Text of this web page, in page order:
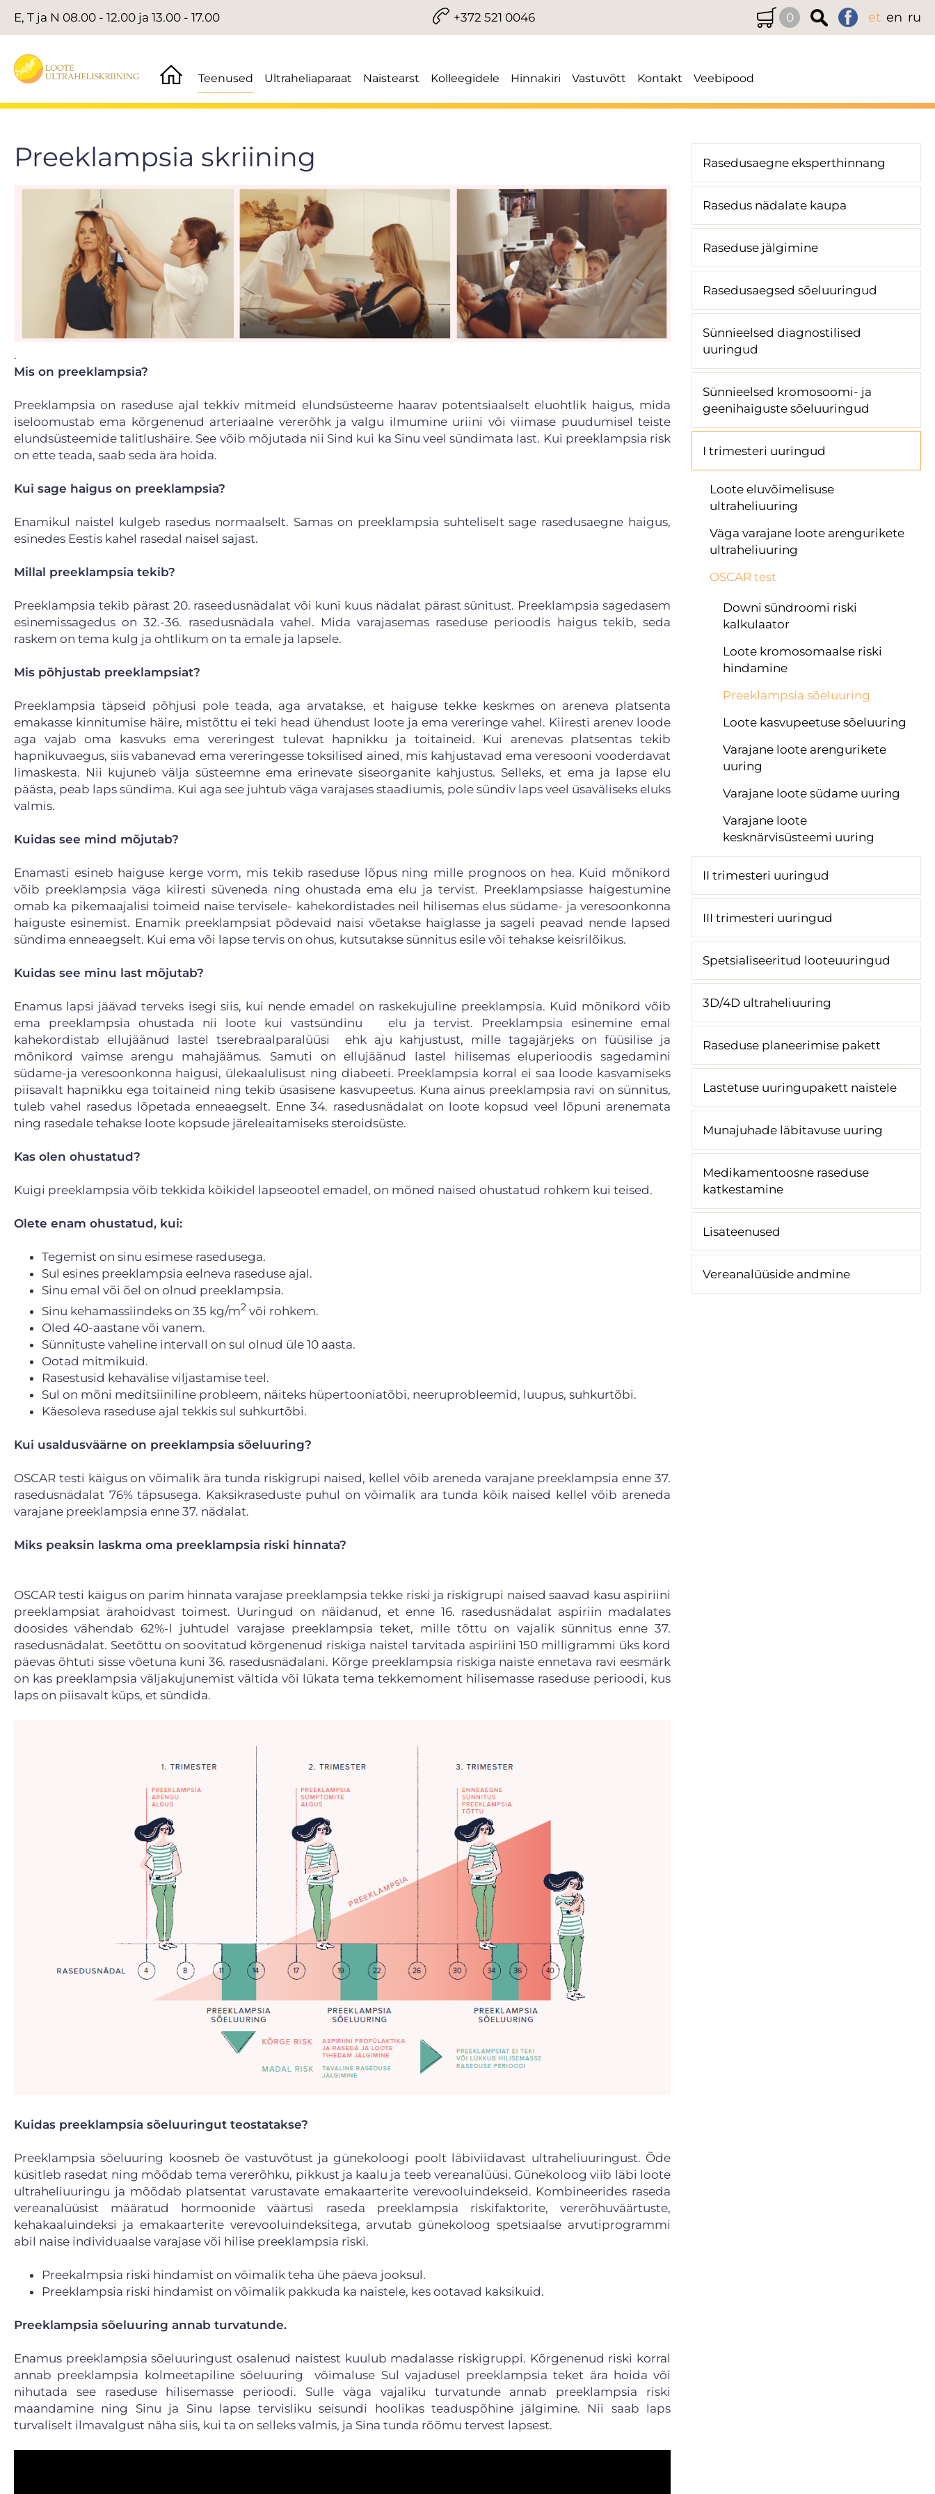
E, T ja N 08.00 - 12.00 ja 13.00 - 17.00 +372 521 0046 0 et en ru
Teenused Ultraheliaparaat Naistearst Kolleegidele Hinnakiri Vastuvõtt Kontakt Veebipood
Preeklampsia skriining
.
Mis on preeklampsia?
Preeklampsia on raseduse ajal tekkiv mitmeid elundsüsteeme haarav potentsiaalselt eluohtlik haigus, mida
iseloomustab ema kõrgenenud arteriaalne vererõhk ja valgu ilmumine uriini või viimase puudumisel teiste
elundsüsteemide talitlushäire. See võib mõjutada nii Sind kui ka Sinu veel sündimata last. Kui preeklampsia risk
on ette teada, saab seda ära hoida.
Kui sage haigus on preeklampsia?
Enamikul naistel kulgeb rasedus normaalselt. Samas on preeklampsia suhteliselt sage rasedusaegne haigus,
esinedes Eestis kahel rasedal naisel sajast.
Millal preeklampsia tekib?
Preeklampsia tekib pärast 20. raseedusnädalat või kuni kuus nädalat pärast sünitust. Preeklampsia sagedasem
esinemissagedus on 32.-36. rasedusnädala vahel. Mida varajasemas raseduse perioodis haigus tekib, seda
raskem on tema kulg ja ohtlikum on ta emale ja lapsele.
Mis põhjustab preeklampsiat?
Preeklampsia täpseid põhjusi pole teada, aga arvatakse, et haiguse tekke keskmes on areneva platsenta
emakasse kinnitumise häire, mistõttu ei teki head ühendust loote ja ema vereringe vahel. Kiiresti arenev loode
aga vajab oma kasvuks ema vereringest tulevat hapnikku ja toitaineid. Kui arenevas platsentas tekib
hapnikuvaegus, siis vabanevad ema vereringesse toksilised ained, mis kahjustavad ema veresooni vooderdavat
limaskesta. Nii kujuneb välja süsteemne ema erinevate siseorganite kahjustus. Selleks, et ema ja lapse elu
päästa, peab laps sündima. Kui aga see juhtub väga varajases staadiumis, pole sündiv laps veel üsaväliseks eluks
valmis.
Kuidas see mind mõjutab?
Enamasti esineb haiguse kerge vorm, mis tekib raseduse lõpus ning mille prognoos on hea. Kuid mõnikord
võib preeklampsia väga kiiresti süveneda ning ohustada ema elu ja tervist. Preeklampsiasse haigestumine
omab ka pikemaajalisi toimeid naise tervisele- kahekordistades neil hilisemas elus südame- ja veresoonkonna
haiguste esinemist. Enamik preeklampsiat põdevaid naisi võetakse haiglasse ja sageli peavad nende lapsed
sündima enneaegselt. Kui ema või lapse tervis on ohus, kutsutakse sünnitus esile või tehakse keisrilõikus.
Kuidas see minu last mõjutab?
Enamus lapsi jäävad terveks isegi siis, kui nende emadel on raskekujuline preeklampsia. Kuid mõnikord võib
ema preeklampsia ohustada nii loote kui vastsündinu elu ja tervist. Preeklampsia esinemine emal
kahekordistab ellujäänud lastel tserebraalparalüüsi ehk aju kahjustust, mille tagajärjeks on füüsilise ja
mõnikord vaimse arengu mahajäämus. Samuti on ellujäänud lastel hilisemas eluperioodis sagedamini
südame-ja veresoonkonna haigusi, ülekaalulisust ning diabeeti. Preeklampsia korral ei saa loode kasvamiseks
piisavalt hapnikku ega toitaineid ning tekib üsasisene kasvupeetus. Kuna ainus preeklampsia ravi on sünnitus,
tuleb vahel rasedus lõpetada enneaegselt. Enne 34. rasedusnädalat on loote kopsud veel lõpuni arenemata
ning rasedale tehakse loote kopsude järeleaitamiseks steroidsüste.
Kas olen ohustatud?
Kuigi preeklampsia võib tekkida kõikidel lapseootel emadel, on mõned naised ohustatud rohkem kui teised.
Olete enam ohustatud, kui:
Tegemist on sinu esimese rasedusega.
Sul esines preeklampsia eelneva raseduse ajal.
Sinu emal või õel on olnud preeklampsia.
Sinu kehamassiindeks on 35 kg/m2 või rohkem.
Oled 40-aastane või vanem.
Sünnituste vaheline intervall on sul olnud üle 10 aasta.
Ootad mitmikuid.
Rasestusid kehavälise viljastamise teel.
Sul on mõni meditsiiniline probleem, näiteks hüpertooniatõbi, neeruprobleemid, luupus, suhkurtõbi.
Käesoleva raseduse ajal tekkis sul suhkurtõbi.
Kui usaldusväärne on preeklampsia sõeluuring?
OSCAR testi käigus on võimalik ära tunda riskigrupi naised, kellel võib areneda varajane preeklampsia enne 37.
rasedusnädalat 76% täpsusega. Kaksikraseduste puhul on võimalik ara tunda kõik naised kellel võib areneda
varajane preeklampsia enne 37. nädalat.
Miks peaksin laskma oma preeklampsia riski hinnata?
OSCAR testi käigus on parim hinnata varajase preeklampsia tekke riski ja riskigrupi naised saavad kasu aspiriini
preeklampsiat ärahoidvast toimest. Uuringud on näidanud, et enne 16. rasedusnädalat aspiriin madalates
doosides vähendab 62%-l juhtudel varajase preeklampsia teket, mille tõttu on vajalik sünnitus enne 37.
rasedusnädalat. Seetõttu on soovitatud kõrgenenud riskiga naistel tarvitada aspiriini 150 milligrammi üks kord
päevas õhtuti sisse võetuna kuni 36. rasedusnädalani. Kõrge preeklampsia riskiga naiste ennetava ravi eesmärk
on kas preeklampsia väljakujunemist vältida või lükata tema tekkemoment hilisemasse raseduse perioodi, kus
laps on piisavalt küps, et sündida.
Kuidas preeklampsia sõeluuringut teostatakse?
Preeklampsia sõeluuring koosneb õe vastuvõtust ja günekoloogi poolt läbiviidavast ultraheliuuringust. Õde
küsitleb rasedat ning mõõdab tema vererõhku, pikkust ja kaalu ja teeb vereanalüüsi. Günekoloog viib läbi loote
ultraheliuuringu ja mõõdab platsentat varustavate emakaarterite verevooluindekseid. Kombineerides raseda
vereanalüüsist määratud hormoonide väärtusi raseda preeklampsia riskifaktorite, vererõhuväärtuste,
kehakaaluindeksi ja emakaarterite verevooluindeksitega, arvutab günekoloog spetsiaalse arvutiprogrammi
abil naise individuaalse varajase või hilise preeklampsia riski.
Preekalmpsia riski hindamist on võimalik teha ühe päeva jooksul.
Preeklampsia riski hindamist on võimalik pakkuda ka naistele, kes ootavad kaksikuid.
Preeklampsia sõeluuring annab turvatunde.
Enamus preeklampsia sõeluuringust osalenud naistest kuulub madalasse riskigruppi. Kõrgenenud riski korral
annab preeklampsia kolmeetapiline sõeluuring võimaluse Sul vajadusel preeklampsia teket ära hoida või
nihutada see raseduse hilisemasse perioodi. Sulle väga vajaliku turvatunde annab preeklampsia riski
maandamine ning Sinu ja Sinu lapse tervisliku seisundi hoolikas teaduspõhine jälgimine. Nii saab laps
turvaliselt ilmavalgust näha siis, kui ta on selleks valmis, ja Sina tunda rõõmu tervest lapsest.
Rasedusaegne eksperthinnang
Rasedus nädalate kaupa
Raseduse jälgimine
Rasedusaegsed sõeluuringud
Sünnieelsed diagnostilised
uuringud
Sünnieelsed kromosoomi- ja
geenihaiguste sõeluuringud
I trimesteri uuringud
Loote eluvõimelisuse
ultraheliuuring
Väga varajane loote arengurikete
ultraheliuuring
OSCAR test
Downi sündroomi riski
kalkulaator
Loote kromosomaalse riski
hindamine
Preeklampsia sõeluuring
Loote kasvupeetuse sõeluuring
Varajane loote arengurikete
uuring
Varajane loote südame uuring
Varajane loote
kesknärvisüsteemi uuring
II trimesteri uuringud
III trimesteri uuringud
Spetsialiseeritud looteuuringud
3D/4D ultraheliuuring
Raseduse planeerimise pakett
Lastetuse uuringupakett naistele
Munajuhade läbitavuse uuring
Medikamentoosne raseduse
katkestamine
Lisateenused
Vereanalüüside andmine